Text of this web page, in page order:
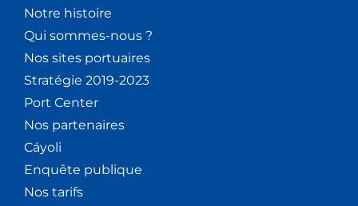
Notre histoire
Qui sommes-nous ?
Nos sites portuaires
Stratégie 2019-2023
Port Center
Nos partenaires
Cáyoli
Enquête publique
Nos tarifs